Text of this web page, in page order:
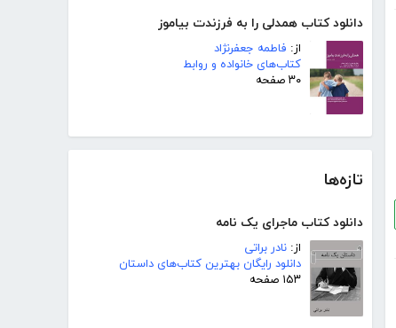
دانلود کتاب همدلی را به فرزندت بیاموز
از: فاطمه جعفرنژاد
کتاب‌های خانواده و روابط
۳۰ صفحه
تازه‌ها
دانلود کتاب ماجرای یک نامه
از: نادر براتی
دانلود رایگان بهترین کتاب‌های داستان
۱۵۳ صفحه